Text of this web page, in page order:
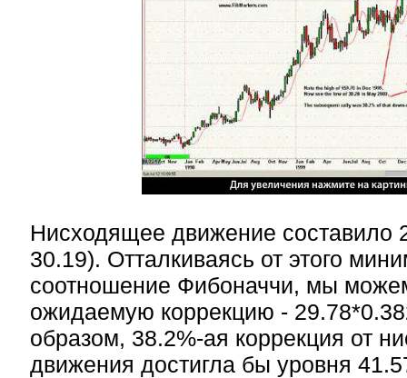
Нисходящее движение составило
30.19). Отталкиваясь от этого
соотношение Фибоначчи, мы
ожидаемую коррекцию -
образом, 38.2%-ая коррекция от
движения достигла бы уровня